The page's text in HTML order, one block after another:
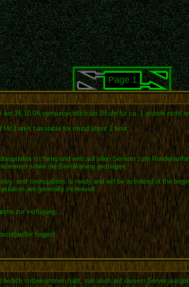
Page 1
am 26.10.08 vorraussichtlich ab 18 uhr für ca. 1 stunde nicht
aren´t avalable for round about 1 hour.
ist fertig und wird auf allen Servern zum
sowie die Bevölkerung gestiegen.
and townupdates is ready and will be activated at the
are generally increased.
zur verfügung...
fragen)
mitbekommen habt, nun auch auf diesem Server